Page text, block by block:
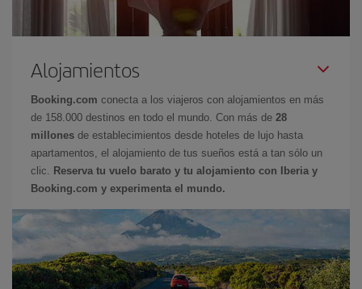
Alojamientos
Booking.com conecta a los viajeros con alojamientos en más
de 158.000 destinos en todo el mundo. Con más de 28
millones de establecimientos desde hoteles de lujo hasta
apartamentos, el alojamiento de tus sueños está a tan sólo un
clic.
Reserva tu vuelo barato y tu alojamiento con Iberia y
Booking.com y experimenta el mundo.